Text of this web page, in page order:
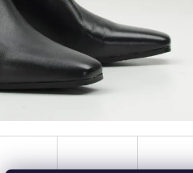
1 898 Kč